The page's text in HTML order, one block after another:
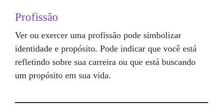
Profissão
Ver ou exercer uma profissão pode simbolizar
identidade e propósito. Pode indicar que você está
refletindo sobre sua carreira ou que está buscando
um propósito em sua vida.